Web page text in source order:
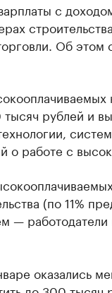
с
Об этом
рублей и
о работе с
(по 11%
—
оказались